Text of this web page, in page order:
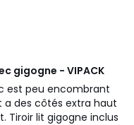
gigogne - VIPACK
est peu encombrant
a des côtés extra haut
Tiroir lit gigogne inclus